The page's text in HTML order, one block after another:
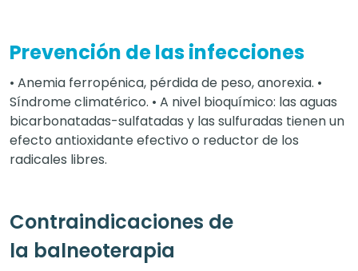
Prevención de las infecciones
• Anemia ferropénica, pérdida de peso, anorexia. •
Síndrome climatérico. • A nivel bioquímico: las aguas
bicarbonatadas-sulfatadas y las sulfuradas tienen un
efecto antioxidante efectivo o reductor de los
radicales libres.
Contraindicaciones de
la balneoterapia